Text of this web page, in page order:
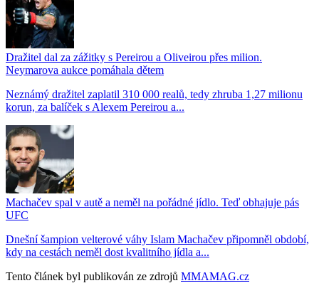
Dražitel dal za zážitky s Pereirou a Oliveirou přes milion.
Neymarova aukce pomáhala dětem
Neznámý dražitel zaplatil 310 000 realů, tedy zhruba 1,27 milionu
korun, za balíček s Alexem Pereirou a...
Machačev spal v autě a neměl na pořádné jídlo. Teď obhajuje pás
UFC
Dnešní šampion velterové váhy Islam Machačev připomněl období,
kdy na cestách neměl dost kvalitního jídla a...
Tento článek byl publikován ze zdrojů MMAMAG.cz